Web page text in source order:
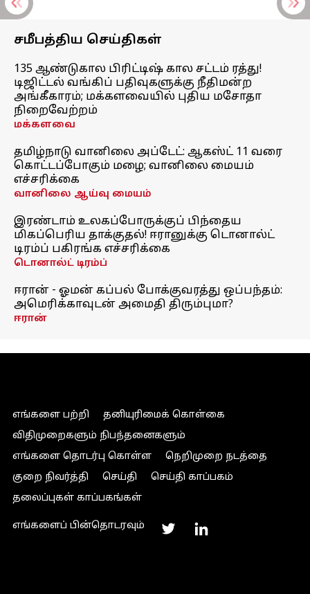
சமீபத்திய செய்திகள்
135 ஆண்டுகால பிரிட்டிஷ் கால சட்டம் ரத்து!
டிஜிட்டல் வங்கிப் பதிவுகளுக்கு நீதிமன்ற
அங்கீகாரம்; மக்களவையில் புதிய மசோதா
நிறைவேற்றம்
மக்களவை
தமிழ்நாடு வானிலை அப்டேட்: ஆகஸ்ட் 11 வரை
கொட்டப்போகும் மழை; வானிலை மையம்
எச்சரிக்கை
வானிலை ஆய்வு மையம்
இரண்டாம் உலகப்போருக்குப் பிந்தைய
மிகப்பெரிய தாக்குதல்! ஈரானுக்கு டொனால்ட்
டிரம்ப் பகிரங்க எச்சரிக்கை
டொனால்ட் டிரம்ப்
ஈரான் - ஓமன் கப்பல் போக்குவரத்து ஒப்பந்தம்:
அமெரிக்காவுடன் அமைதி திரும்புமா?
ஈரான்
எங்களை பற்றி
தனியுரிமைக் கொள்கை
விதிமுறைகளும் நிபந்தனைகளும்
எங்களை தொடர்பு கொள்ள
நெறிமுறை நடத்தை
குறை நிவர்த்தி
செய்தி
செய்தி காப்பகம்
தலைப்புகள் காப்பகங்கள்
எங்களைப் பின்தொடரவும்